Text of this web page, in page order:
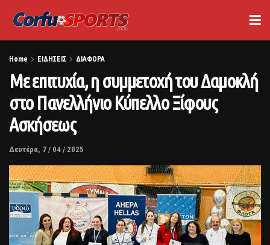
Home ΕΙΔΗΣΕΙΣ ΔΙΑΦΟΡΑ
Με επιτυχία, η συμμετοχή του Δαμοκλή
στο Πανελλήνιο Κύπελλο Ξίφους
Ασκήσεως
Δευτέρα, 7 / 04 / 2025